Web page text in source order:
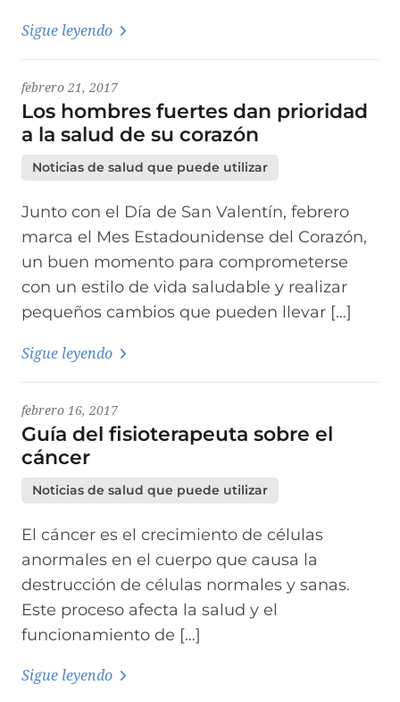
Sigue leyendo
febrero 21, 2017
Los hombres fuertes dan prioridad
a la salud de su corazón
Noticias de salud que puede utilizar
Junto con el Día de San Valentín, febrero
marca el Mes Estadounidense del Corazón,
un buen momento para comprometerse
con un estilo de vida saludable y realizar
pequeños cambios que pueden llevar […]
Sigue leyendo
febrero 16, 2017
Guía del fisioterapeuta sobre el
cáncer
Noticias de salud que puede utilizar
El cáncer es el crecimiento de células
anormales en el cuerpo que causa la
destrucción de células normales y sanas.
Este proceso afecta la salud y el
funcionamiento de […]
Sigue leyendo